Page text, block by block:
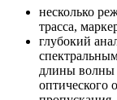
несколько
трасса,
глубокий
длины волны
оптического